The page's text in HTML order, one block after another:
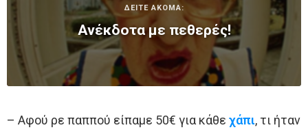
ΔΕΙΤΕ ΑΚΟΜΑ:
Ανέκδοτα με πεθερές!
– Αφού ρε παππού είπαμε 50€ για κάθε χάπι, τι ήταν